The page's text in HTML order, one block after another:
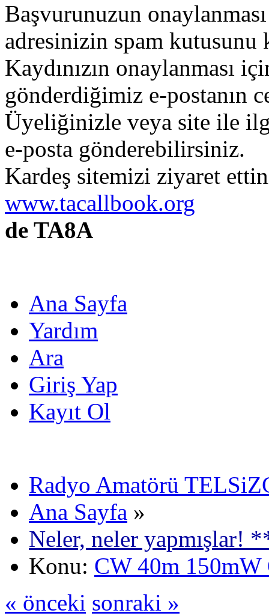
Başvurunuzun
adresinizin spam
Kaydınızın onaylanması
gönderdiğimiz e-postanın
Üyeliğinizle veya site ile
e-posta gönderebilirsiniz.
Kardeş sitemizi ziyaret
www.tacallbook.org
de TA8A
Ana Sayfa
Yardım
Ara
Giriş Yap
Kayıt Ol
Radyo Amatörü
Ana Sayfa »
Neler, neler yapmışlar!
Konu: CW 40m
« önceki sonraki »